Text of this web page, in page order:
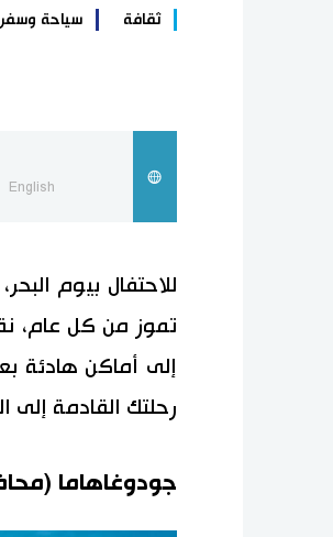
ثقافة سياحة وسفر
English
للاحتفال بيوم
تموز من كل عام،
إلى أماكن هادئة
رحلتك القادمة إلى
جودوغاهاما